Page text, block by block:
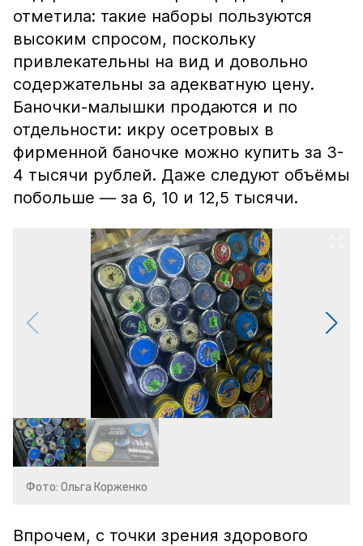
отметила: такие наборы пользуются
высоким спросом, поскольку
привлекательны на вид и довольно
содержательны за адекватную цену.
Баночки-малышки продаются и по
отдельности: икру осетровых в
фирменной баночке можно купить за 3-
4 тысячи рублей. Даже следуют объёмы
побольше — за 6, 10 и 12,5 тысячи.
Фото: Ольга Корженко
Впрочем, с точки зрения здорового